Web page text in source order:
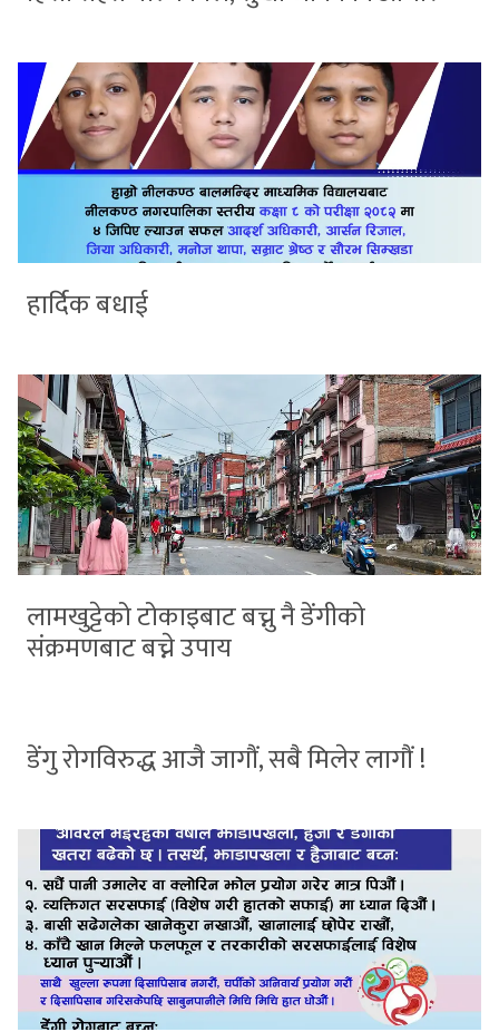
हार्दिक बधाई
लामखुट्टेको टोकाइबाट बच्नु नै डेंगीको
संक्रमणबाट बच्ने उपाय
डेंगु रोगविरुद्ध आजै जागौं, सबै मिलेर लागौं !